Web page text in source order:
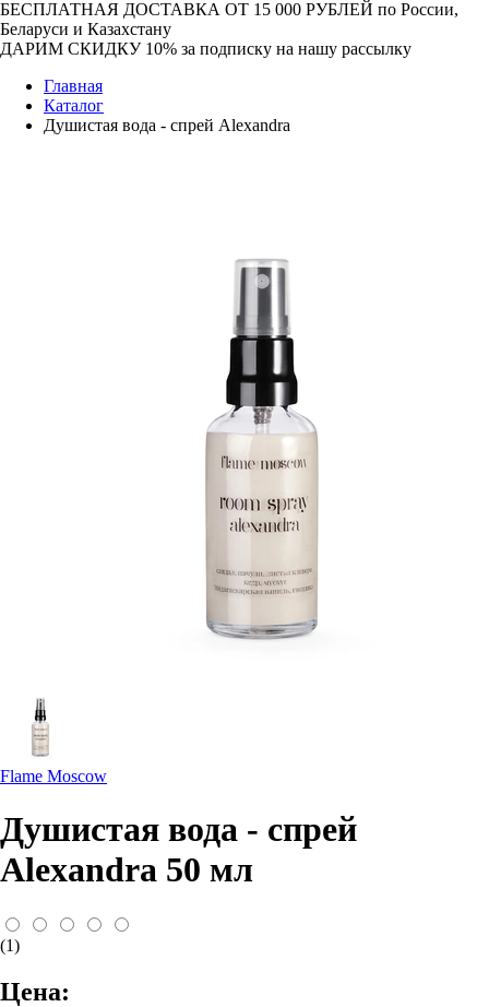
БЕСПЛАТНАЯ ДОСТАВКА ОТ 15 000 РУБЛЕЙ по России,
Беларуси и Казахстану
ДАРИМ СКИДКУ 10% за подписку на нашу рассылку
Главная
Каталог
Душистая вода - спрей Alexandra
Flame Moscow
Душистая вода - спрей
Alexandra 50 мл
(1)
Цена: